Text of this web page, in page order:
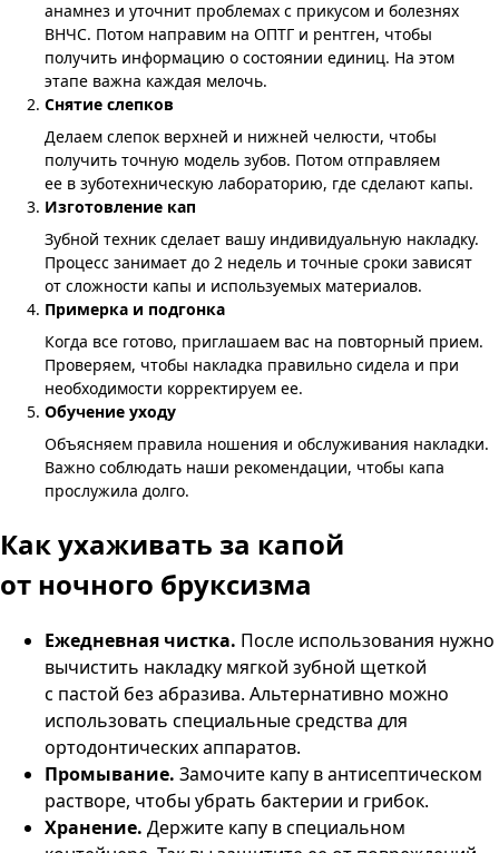
анамнез и уточнит проблемах с прикусом и болезнях
ВНЧС. Потом направим на ОПТГ и рентген, чтобы
получить информацию о состоянии единиц. На этом
этапе важна каждая мелочь.
Снятие слепков
Делаем слепок верхней и нижней челюсти, чтобы
получить точную модель зубов. Потом отправляем
ее в зуботехническую лабораторию, где сделают капы.
Изготовление кап
Зубной техник сделает вашу индивидуальную накладку.
Процесс занимает до 2 недель и точные сроки зависят
от сложности капы и используемых материалов.
Примерка и подгонка
Когда все готово, приглашаем вас на повторный прием.
Проверяем, чтобы накладка правильно сидела и при
необходимости корректируем ее.
Обучение уходу
Объясняем правила ношения и обслуживания накладки.
Важно соблюдать наши рекомендации, чтобы капа
прослужила долго.
Как ухаживать за капой
от ночного бруксизма
Ежедневная чистка. После использования нужно
вычистить накладку мягкой зубной щеткой
с пастой без абразива. Альтернативно можно
использовать специальные средства для
ортодонтических аппаратов.
Промывание. Замочите капу в антисептическом
растворе, чтобы убрать бактерии и грибок.
Хранение. Держите капу в специальном